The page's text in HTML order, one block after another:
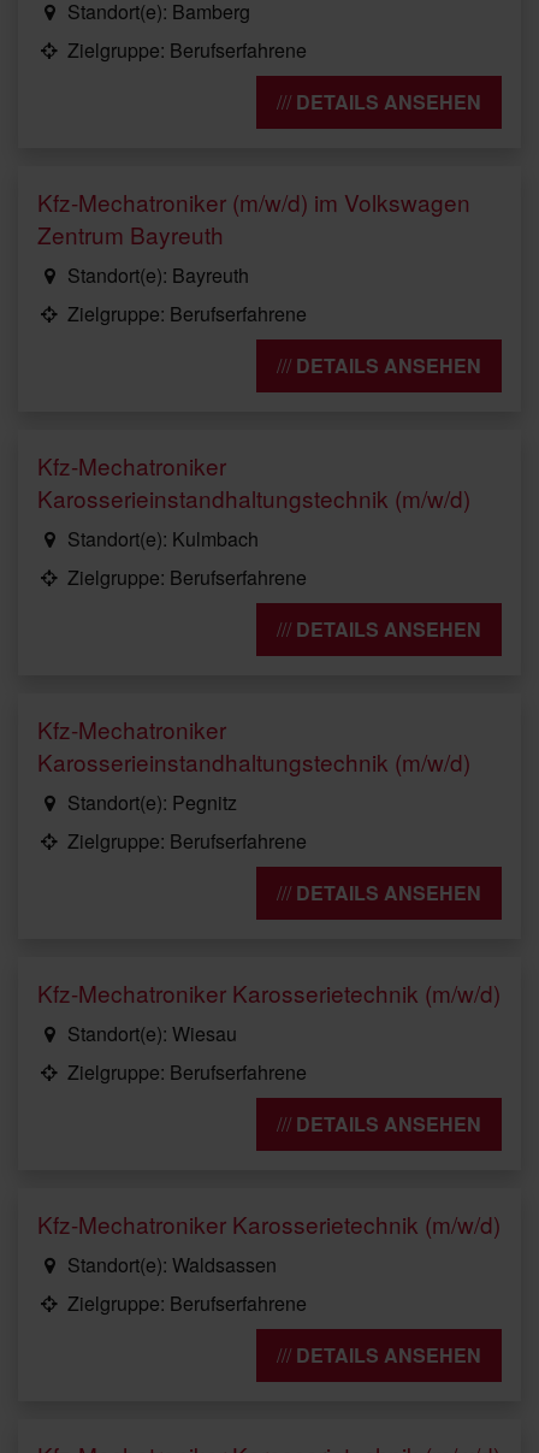
Standort(e): Bamberg
Zielgruppe: Berufserfahrene
DETAILS ANSEHEN
Kfz-Mechatroniker (m/w/d) im Volkswagen
Zentrum Bayreuth
Standort(e): Bayreuth
Zielgruppe: Berufserfahrene
DETAILS ANSEHEN
Kfz-Mechatroniker
Karosserieinstandhaltungstechnik (m/w/d)
Standort(e): Kulmbach
Zielgruppe: Berufserfahrene
DETAILS ANSEHEN
Kfz-Mechatroniker
Karosserieinstandhaltungstechnik (m/w/d)
Standort(e): Pegnitz
Zielgruppe: Berufserfahrene
DETAILS ANSEHEN
Kfz-Mechatroniker Karosserietechnik (m/w/d)
Standort(e): Wiesau
Zielgruppe: Berufserfahrene
DETAILS ANSEHEN
Kfz-Mechatroniker Karosserietechnik (m/w/d)
Standort(e): Waldsassen
Zielgruppe: Berufserfahrene
DETAILS ANSEHEN